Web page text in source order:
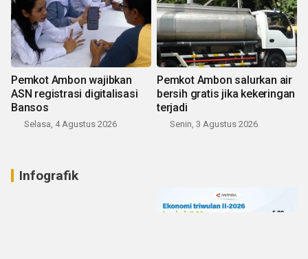
Pemkot Ambon wajibkan
ASN registrasi digitalisasi
Bansos
Selasa, 4 Agustus 2026
Pemkot Ambon salurkan air
bersih gratis jika kekeringan
terjadi
Senin, 3 Agustus 2026
Infografik